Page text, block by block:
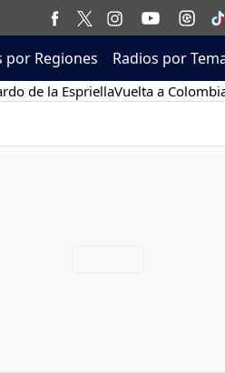
por Regiones Radios por
de la EspriellaVuelta a